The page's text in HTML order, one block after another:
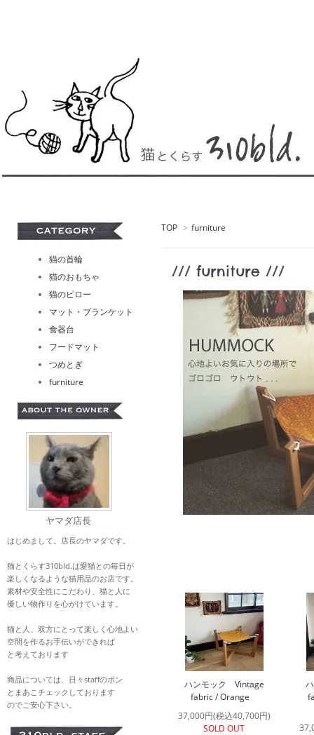
TOP > furniture
/// furniture ///
ハンモック Vintage
fabric / Orange
37,000円(税込40,700円)
SOLD OUT
猫の首輪
猫のおもちゃ
猫のピロー
マット・ブランケット
食器台
フードマット
つめとぎ
furniture
ヤマダ店長
はじめまして。店長のヤマダです。
猫とくらす310bld.は愛猫との毎日が
楽しくなるような猫用品のお店です。
素材や安全性にこだわり、猫と人に
優しい物作りを心がけています。
猫と人、双方にとって楽しく心地よい
空間を作るお手伝いができれば
と考えております
商品については、日々staffのボン
とまあこチェックしております
のでご安心下さい。